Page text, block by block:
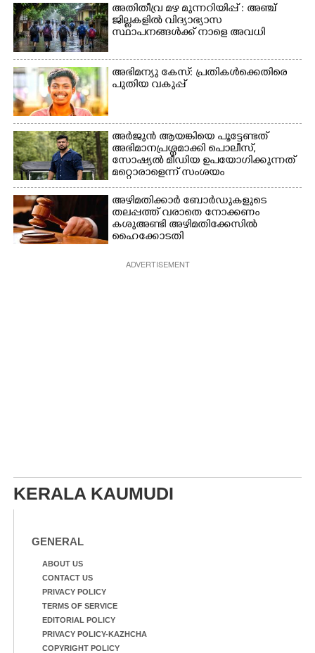
അതിതീവ്ര മഴ മുന്നറിയിപ്പ് : അഞ്ച്
ജില്ലകളിൽ വിദ്യാഭ്യാസ
സ്ഥാപനങ്ങൾക്ക് നാളെ അവധി
അഭിമന്യു കേസ്: പ്രതികൾക്കെതിരെ
പുതിയ വകുപ്പ്
അർജുൻ ആയങ്കിയെ പൂട്ടേണ്ടത്
അഭിമാനപ്രശ്നമാക്കി പൊലീസ്,
സാേഷ്യൽ മീഡിയ ഉപയോഗിക്കുന്നത്
മറ്റൊരാളെന്ന് സംശയം
അഴിമതിക്കാർ ബോർഡുകളുടെ
തലപ്പത്ത് വരാതെ നോക്കണം
കശുഅണ്ടി അഴിമതിക്കേസിൽ
ഹൈക്കോടതി
ADVERTISEMENT
KERALA KAUMUDI
GENERAL
ABOUT US
CONTACT US
PRIVACY POLICY
TERMS OF SERVICE
EDITORIAL POLICY
PRIVACY POLICY-KAZHCHA
COPYRIGHT POLICY